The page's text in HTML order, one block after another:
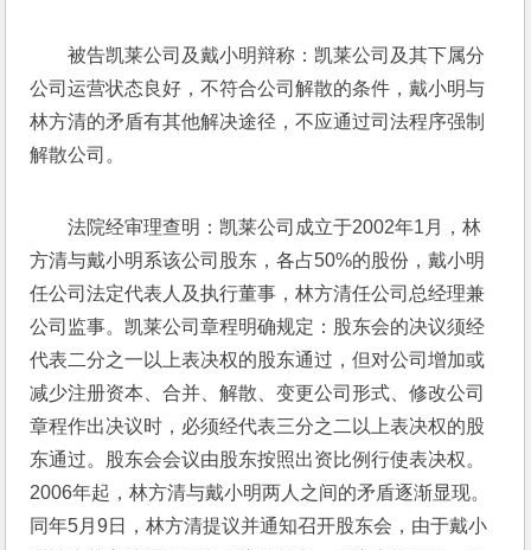
被告凯莱公司及戴小明辩称：凯莱公司及其下属分
公司运营状态良好，不符合公司解散的条件，戴小明与
林方清的矛盾有其他解决途径，不应通过司法程序强制
解散公司。
法院经审理查明：凯莱公司成立于2002年1月，林
方清与戴小明系该公司股东，各占50%的股份，戴小明
任公司法定代表人及执行董事，林方清任公司总经理兼
公司监事。凯莱公司章程明确规定：股东会的决议须经
代表二分之一以上表决权的股东通过，但对公司增加或
减少注册资本、合并、解散、变更公司形式、修改公司
章程作出决议时，必须经代表三分之二以上表决权的股
东通过。股东会会议由股东按照出资比例行使表决权。
2006年起，林方清与戴小明两人之间的矛盾逐渐显现。
同年5月9日，林方清提议并通知召开股东会，由于戴小